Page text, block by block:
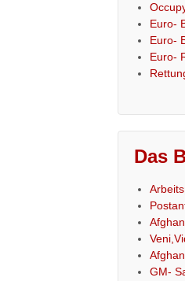
Euro-
Euro-
Euro-
Das
GM-